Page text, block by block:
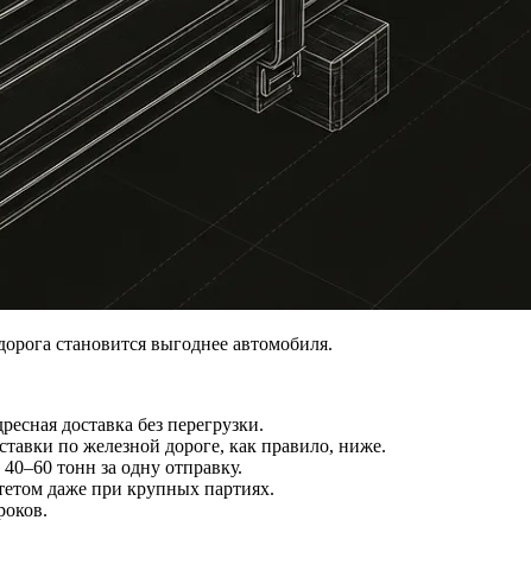
становится выгоднее автомобиля.
доставка без перегрузки.
по железной дороге, как правило, ниже.
тонн за одну отправку.
даже при крупных партиях.